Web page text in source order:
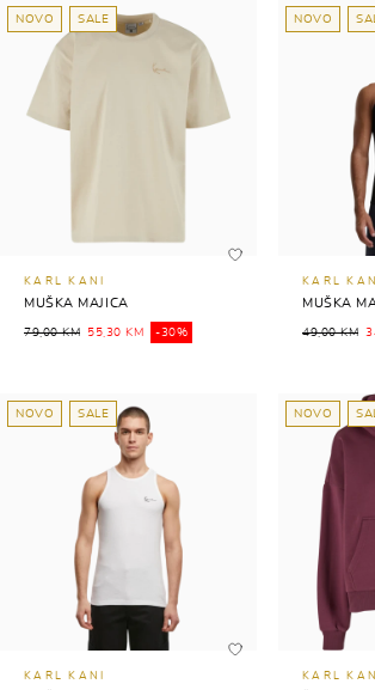
NOVO SALE
KARL KANI
MUŠKA MAJICA
79,00 KM 55,30 KM -30%
NOVO
KARL
MUŠKA
49,00 KM
NOVO SALE
KARL KANI
NOVO
KARL